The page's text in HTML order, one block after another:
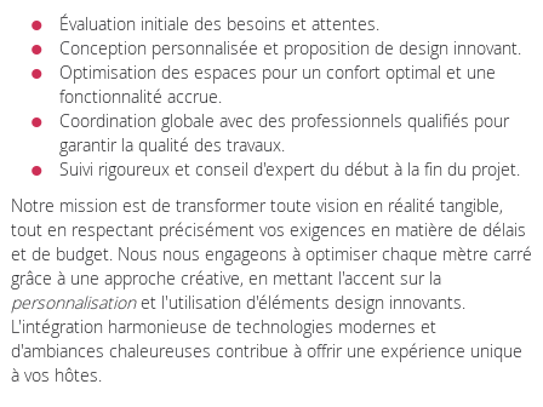
Évaluation initiale des besoins et attentes.
Conception personnalisée et proposition de design innovant.
Optimisation des espaces pour un confort optimal et une
fonctionnalité accrue.
Coordination globale avec des professionnels qualifiés pour
garantir la qualité des travaux.
Suivi rigoureux et conseil d'expert du début à la fin du projet.
Notre mission est de transformer toute vision en réalité tangible,
tout en respectant précisément vos exigences en matière de délais
et de budget. Nous nous engageons à optimiser chaque mètre carré
grâce à une approche créative, en mettant l'accent sur la
personnalisationet l'utilisation d'éléments design innovants.
L'intégration harmonieuse de technologies modernes et
d'ambiances chaleureuses contribue à offrir une expérience unique
à vos hôtes.